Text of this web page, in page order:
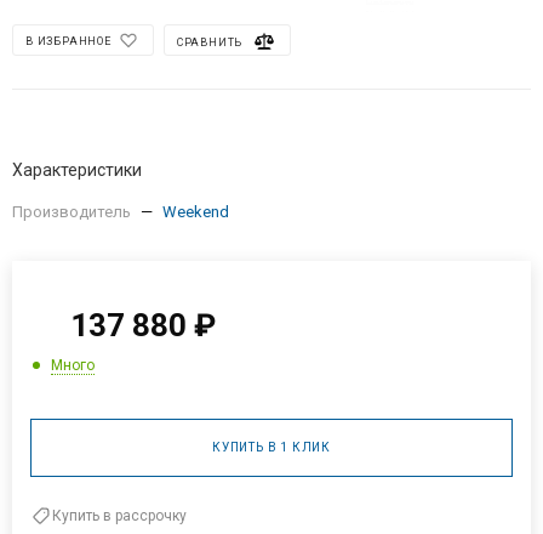
В ИЗБРАННОЕ СРАВНИТЬ
Характеристики
Производитель — Weekend
137 880 ₽
Много
КУПИТЬ В 1 КЛИК
Купить в рассрочку